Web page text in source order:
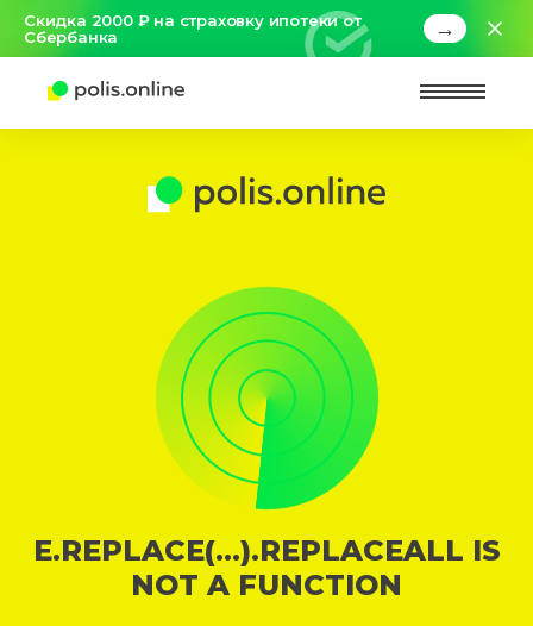
Скидка 2000 ₽ на страховку ипотеки от
Сбербанка
→
E.REPLACE(...).REPLACEALL IS
NOT A FUNCTION